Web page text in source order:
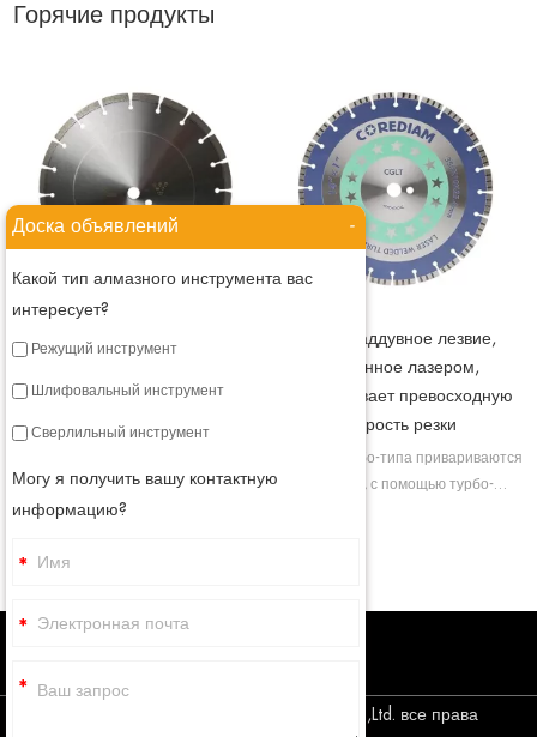
Горячие продукты
Лезвие общего назначения,
Алмазное пильное полотно по
бетону приваривается лазером, в
сегментированному пильному
полотну высокую прочность, а
Турбонаддувное лезвие,
сваренное лазером,
обеспечивает превосходную
скорость резки
Лопасти турбо-типа привариваются
лазером, с помощью турбо-
Авторское право © Corediam Tools Co.,Ltd. все права
Доска объявлений -
Какой тип алмазного инструмента вас
интересует?
Режущий инструмент
Шлифовальный инструмент
Сверлильный инструмент
Могу я получить вашу контактную
информацию?